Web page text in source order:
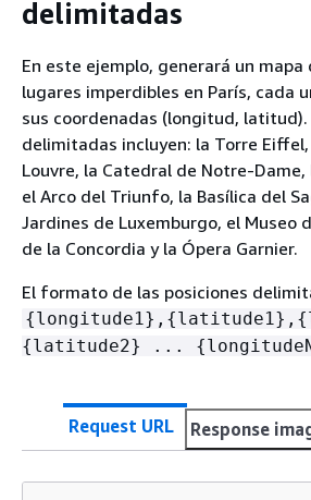
delimitadas
En este ejemplo, generará un mapa
lugares imperdibles en París, cada
sus coordenadas (longitud, latitud).
delimitadas incluyen: la Torre
Louvre, la Catedral de Notre-Dame,
el Arco del Triunfo, la Basílica del
Jardines de Luxemburgo, el Museo
de la Concordia y la Ópera Garnier.
El formato de las posiciones
{longitude1}, {latitude1}, {
{latitude2} ... {
Request URL Response